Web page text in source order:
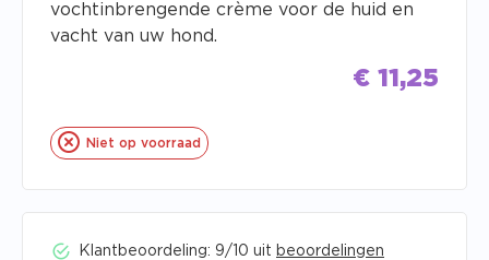
vochtinbrengende crème voor de huid en
vacht van uw hond.
€ 11,25
Niet op voorraad
Klantbeoordeling: 9/10 uit beoordelingen